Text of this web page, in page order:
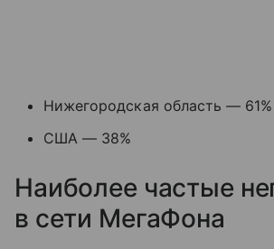
Нижегородская область — 61%
США — 38%
Наиболее частые
в сети МегаФона